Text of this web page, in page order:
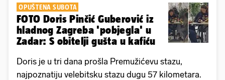
OPUŠTENA SUBOTA
FOTO Doris Pinčić Guberović iz
hladnog Zagreba 'pobjegla' u
Zadar: S obitelji gušta u kafiću
Doris je u tri dana prošla Premužićevu stazu,
najpoznatiju velebitsku stazu dugu 57 kilometara.